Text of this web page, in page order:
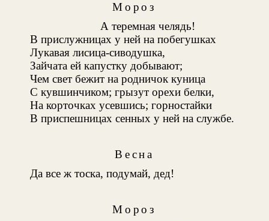
Мороз
А теремная челядь!
В прислужницах у ней на побегушках
Лукавая лисица-сиводушка,
Зайчата ей капустку добывают;
Чем свет бежит на родничок куница
С кувшинчиком; грызут орехи белки,
На корточках усевшись; горностайки
В приспешницах сенных у ней на службе.
Весна
Да все ж тоска, подумай, дед!
Мороз